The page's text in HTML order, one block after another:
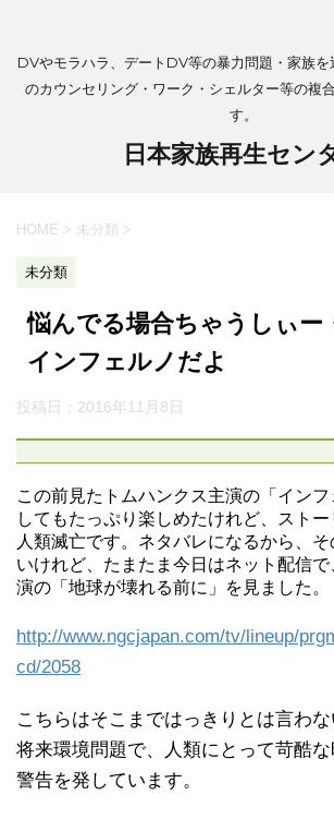
DVやモラハラ、デートDV等の暴力問題・家族を
のカウンセリング・ワーク・シェルター等の複
す。
日本家族再生セン
HOME > 未分類 >
未分類
悩んでる場合ちゃうしぃー
インフェルノだよ
投稿日： 2016年11月8日
この前見たトムハンクス主演の「イン
してもたっぷり楽しめたけれど、ストー
人類滅亡です。ネタバレになるから、
いけれど、たまたま今日はネット配信
演の「地球が壊れる前に」を見ました。
http://www.ngcjapan.com/tv/lineup/
cd/2058
こちらはそこまではっきりとは言わ
将来環境問題で、人類にとって苛酷
警告を発しています。